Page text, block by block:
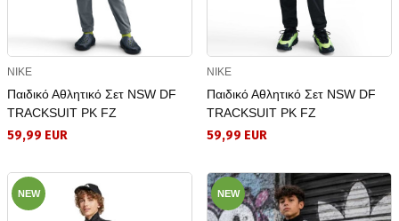
NIKE
Παιδικό Αθλητικό Σετ NSW DF
TRACKSUIT PK FZ
59,99 EUR
NIKE
Παιδικό Αθλητικό Σετ NSW DF
TRACKSUIT PK FZ
59,99 EUR
NEW NEW